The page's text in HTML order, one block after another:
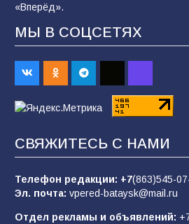
90
Командовал боем до
Евгений Остапенко
05.08.2026
Батайчане вышли в финал
конкурса «Большая
62 04.08.2026
«Вперёд».
МЫ В СОЦСЕТЯХ
СВЯЖИТЕСЬ С НАМИ
Телефон редакции: +7(863)545-
Эл. почта: vpered-bataysk@mail.ru
Отдел рекламы и объявлений: